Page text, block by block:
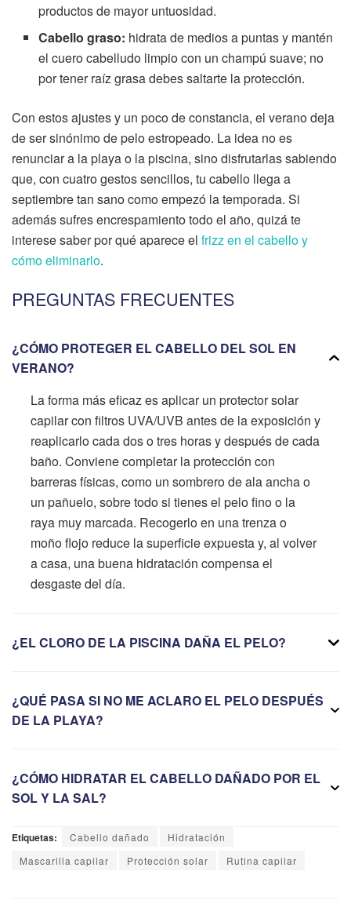
productos de mayor untuosidad.
Cabello graso: hidrata de medios a puntas y mantén
el cuero cabelludo limpio con un champú suave; no
por tener raíz grasa debes saltarte la protección.
Con estos ajustes y un poco de constancia, el verano deja
de ser sinónimo de pelo estropeado. La idea no es
renunciar a la playa o la piscina, sino disfrutarlas sabiendo
que, con cuatro gestos sencillos, tu cabello llega a
septiembre tan sano como empezó la temporada. Si
además sufres encrespamiento todo el año, quizá te
interese saber por qué aparece el frizz en el cabello y
cómo eliminarlo.
PREGUNTAS FRECUENTES
¿CÓMO PROTEGER EL CABELLO DEL SOL EN
VERANO?
La forma más eficaz es aplicar un protector solar
capilar con filtros UVA/UVB antes de la exposición y
reaplicarlo cada dos o tres horas y después de cada
baño. Conviene completar la protección con
barreras físicas, como un sombrero de ala ancha o
un pañuelo, sobre todo si tienes el pelo fino o la
raya muy marcada. Recogerlo en una trenza o
moño flojo reduce la superficie expuesta y, al volver
a casa, una buena hidratación compensa el
desgaste del día.
¿EL CLORO DE LA PISCINA DAÑA EL PELO?
¿QUÉ PASA SI NO ME ACLARO EL PELO DESPUÉS
DE LA PLAYA?
¿CÓMO HIDRATAR EL CABELLO DAÑADO POR EL
SOL Y LA SAL?
Etiquetas: Cabello dañado
Hidratación
Mascarilla capilar
Protección solar Rutina capilar